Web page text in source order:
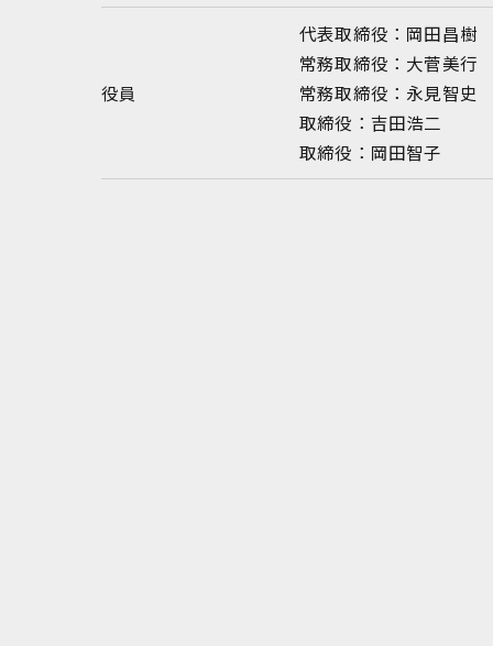
役員
代表取締役：岡田昌樹
常務取締役：大菅美行
常務取締役：永見智史
取締役：吉田浩二
取締役：岡田智子